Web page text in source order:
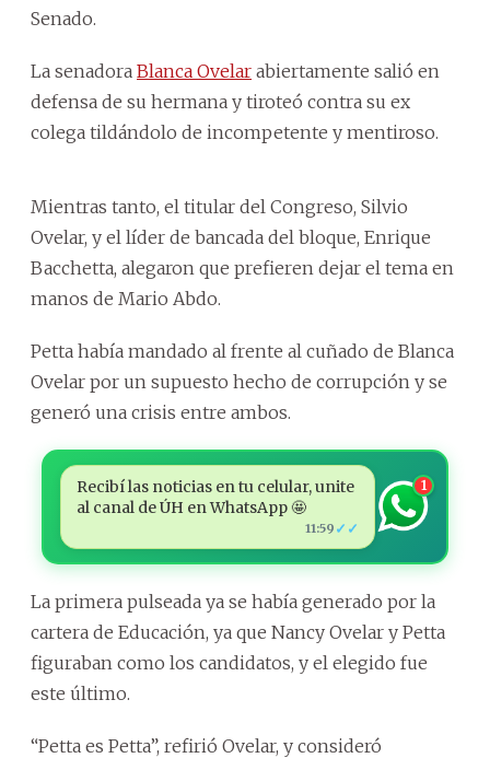
Senado.
La senadora Blanca Ovelar abiertamente salió en
defensa de su hermana y tiroteó contra su ex
colega tildándolo de incompetente y mentiroso.
Mientras tanto, el titular del Congreso, Silvio
Ovelar, y el líder de bancada del bloque, Enrique
Bacchetta, alegaron que prefieren dejar el tema en
manos de Mario Abdo.
Petta había mandado al frente al cuñado de Blanca
Ovelar por un supuesto hecho de corrupción y se
generó una crisis entre ambos.
Recibí las noticias en tu celular, unite
al canal de ÚH en WhatsApp 🤩
11:59 ✓✓
1
La primera pulseada ya se había generado por la
cartera de Educación, ya que Nancy Ovelar y Petta
figuraban como los candidatos, y el elegido fue
este último.
“Petta es Petta”, refirió Ovelar, y consideró